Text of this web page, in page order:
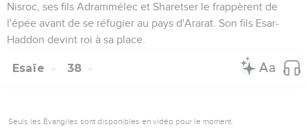
Nisroc, ses fils Adrammélec et Sharetser le frappèrent de
l'épée avant de se réfugier au pays d'Ararat. Son fils Esar-
Haddon devint roi à sa place.
Esaïe 38
Seuls les Évangiles sont disponibles en vidéo pour le moment.